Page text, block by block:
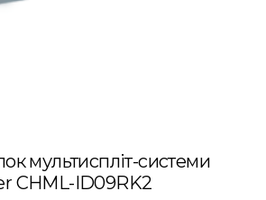
мультиспліт-системи
CHML-ID09RK2